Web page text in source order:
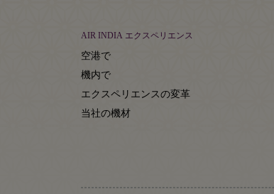
AIR INDIA エクスペリエンス
空港で
機内で
エクスペリエンスの変革
当社の機材